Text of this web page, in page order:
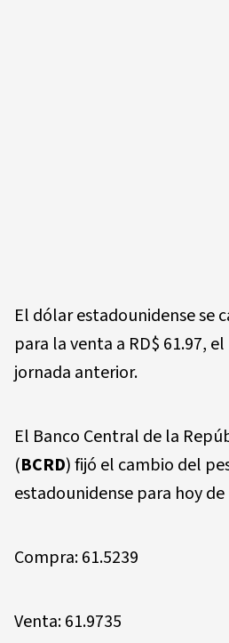
El dólar estadounidense se
para la venta a RD$ 61.97,
jornada anterior.
El Banco Central de la
(BCRD) fijó el cambio del
estadounidense para hoy
Compra: 61.5239
Venta: 61.9735